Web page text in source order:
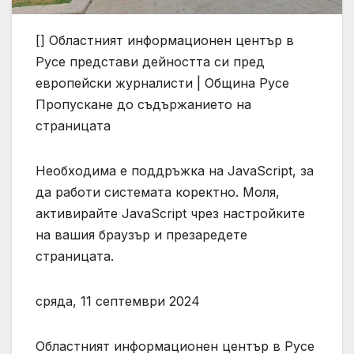
[] Областният информационен център в
Русе представи дейността си пред
европейски журналисти | Община Русе
Пропускане до съдържанието на
страницата
Необходима е поддръжка на JavaScript, за
да работи системата коректно. Моля,
активирайте JavaScript чрез настройките
на вашия браузър и презаредете
страницата.
сряда, 11 септември 2024
Областният информационен център в Русе